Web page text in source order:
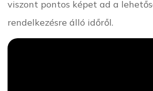
viszont pontos képet ad a
rendelkezésre álló időről.